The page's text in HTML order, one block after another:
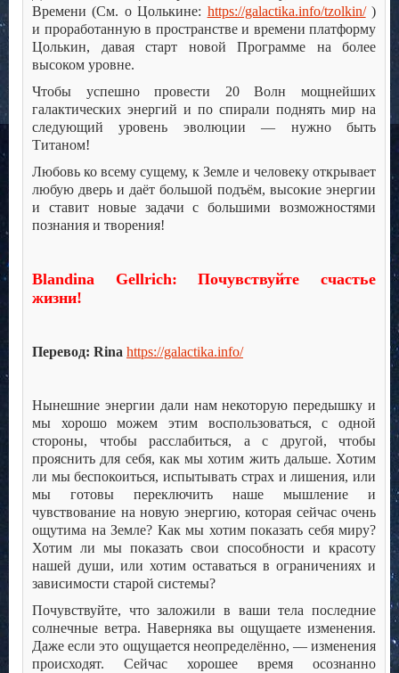
Времени (См. о Цолькине: https://galactika.info/tzolkin/)
и проработанную в пространстве и времени платформу
Цолькин, давая старт новой Программе на более
высоком уровне.
Чтобы успешно провести 20 Волн мощнейших
галактических энергий и по спирали поднять мир на
следующий уровень эволюции — нужно быть
Титаном!
Любовь ко всему сущему, к Земле и человеку открывает
любую дверь и даёт большой подъём, высокие энергии
и ставит новые задачи с большими возможностями
познания и творения!
Blandina Gellrich: Почувствуйте счастье
жизни!
Перевод: Rina https://galactika.info/
Нынешние энергии дали нам некоторую передышку и
мы хорошо можем этим воспользоваться, с одной
стороны, чтобы расслабиться, а с другой, чтобы
прояснить для себя, как мы хотим жить дальше. Хотим
ли мы беспокоиться, испытывать страх и лишения, или
мы готовы переключить наше мышление и
чувствование на новую энергию, которая сейчас очень
ощутима на Земле? Как мы хотим показать себя миру?
Хотим ли мы показать свои способности и красоту
нашей души, или хотим оставаться в ограничениях и
зависимости старой системы?
Почувствуйте, что заложили в ваши тела последние
солнечные ветра. Наверняка вы ощущаете изменения.
Даже если это ощущается неопределённо, — изменения
происходят. Сейчас хорошее время осознанно